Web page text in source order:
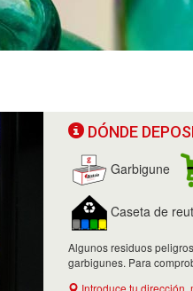
DÓNDE
Garbigune
Caseta de
Algunos residuos
garbigunes. Para
Introduce tu dirección,